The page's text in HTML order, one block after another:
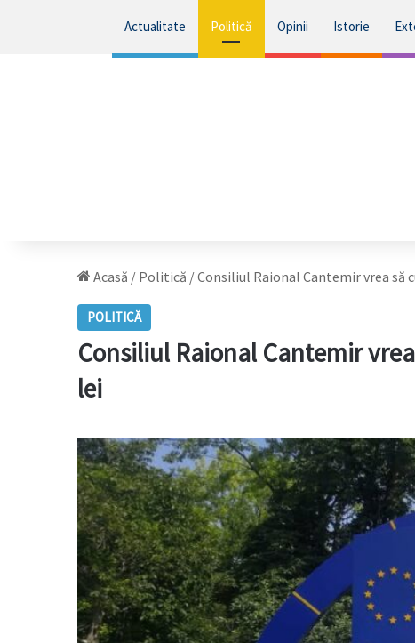
Actualitate Politică Opinii Istorie
Acasă / Politică /Consiliul Raional Cantemir vrea să
POLITICĂ
Consiliul Raional Cantemir
lei